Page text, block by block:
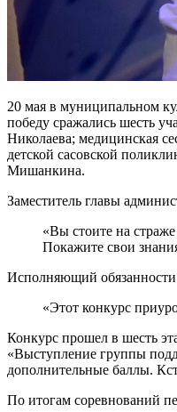
20 мая в муниципальном
победу сражались шесть
Николаева; медицинская
детской сасовской
Мишанкина.
Заместитель главы
«Вы стоите на
Покажите свои
Исполняющий обязанности
«Этот конкурс
Конкурс прошел в шесть
«Выступление группы
дополнительные баллы.
По итогам соревнований